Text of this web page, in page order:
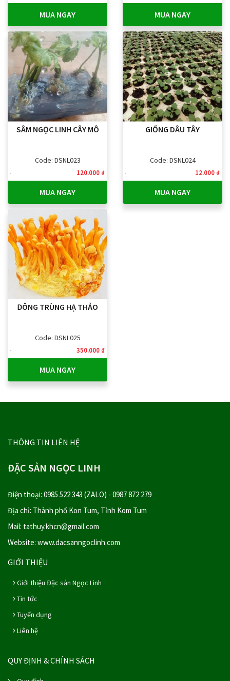
MUA NGAY MUA NGAY
SÂM NGỌC LINH CÂY MÔ
Code: DSNL023
120.000 ₫
MUA NGAY
GIỐNG DÂU TÂY
Code: DSNL024
12.000 ₫
MUA NGAY
ĐÔNG TRÙNG HẠ THẢO
Code: DSNL025
350.000 ₫
MUA NGAY
THÔNG TIN LIÊN HỆ
ĐẶC SẢN NGỌC LINH
Điện thoại: 0985 522 343 (ZALO) - 0987 872 279
Địa chỉ: Thành phố Kon Tum, Tỉnh Kom Tum
Mail: tathuy.khcn@gmail.com
Website: www.dacsanngoclinh.com
GIỚI THIỆU
Giới thiệu Đặc sản Ngọc Linh
Tin tức
Tuyển dụng
Liên hệ
QUY ĐỊNH & CHÍNH SÁCH